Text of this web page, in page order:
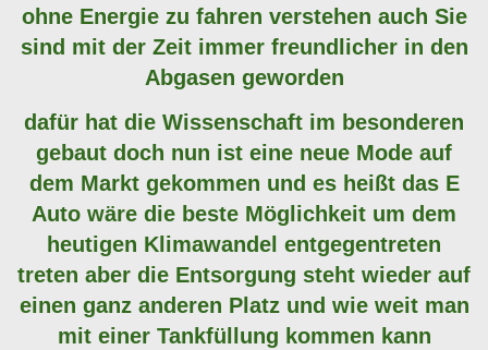
ohne Energie zu fahren verstehen auch Sie
sind mit der Zeit immer freundlicher in den
Abgasen geworden
dafür hat die Wissenschaft im besonderen
gebaut doch nun ist eine neue Mode auf
dem Markt gekommen und es heißt das E
Auto wäre die beste Möglichkeit um dem
heutigen Klimawandel entgegentreten
treten aber die Entsorgung steht wieder auf
einen ganz anderen Platz und wie weit man
mit einer Tankfüllung kommen kann